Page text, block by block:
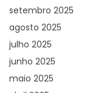
setembro 2025
agosto 2025
julho 2025
junho 2025
maio 2025